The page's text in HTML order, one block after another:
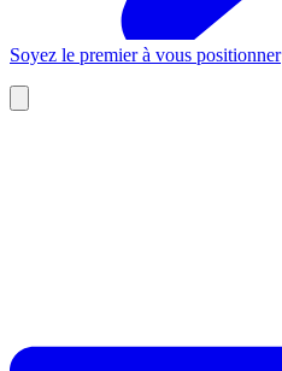
Soyez le premier à vous positionner